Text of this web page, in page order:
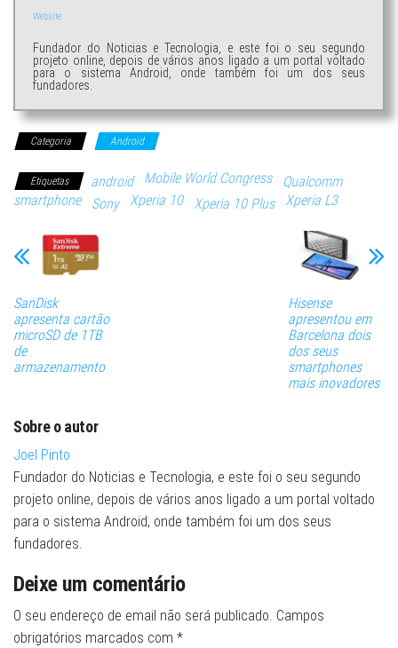
Website
Fundador do Noticias e Tecnologia, e este foi o seu segundo
projeto online, depois de vários anos ligado a um portal voltado
para o sistema Android, onde também foi um dos seus
fundadores.
Categoria Android
Etiquetas android Mobile World Congress
Qualcomm
smartphone
Sony Xperia 10 Xperia 10 Plus Xperia L3
SanDisk
apresenta cartão
microSD de 1TB
de
armazenamento
Hisense
apresentou em
Barcelona dois
dos seus
smartphones
mais inovadores
Sobre o autor
Joel Pinto
Fundador do Noticias e Tecnologia, e este foi o seu segundo
projeto online, depois de vários anos ligado a um portal voltado
para o sistema Android, onde também foi um dos seus
fundadores.
Deixe um comentário
O seu endereço de email não será publicado. Campos
obrigatórios marcados com *